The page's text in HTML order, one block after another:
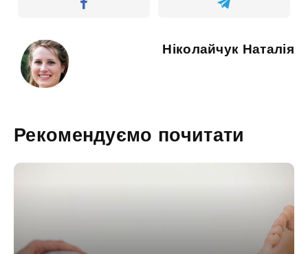
Ніколайчук Наталія
Рекомендуємо почитати